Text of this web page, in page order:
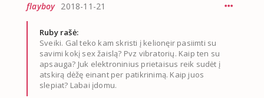
flayboy 2018-11-21
Ruby rašė:
Sveiki. Gal teko kam skristi į kelionęir pasiimti su
savimi kokį sex žaislą? Pvz vibratorių. Kaip ten su
apsauga? Juk elektroninius prietaisus reik sudėt į
atskirą dėžę einant per patikrinimą. Kaip juos
slepiat? Labai įdomu.